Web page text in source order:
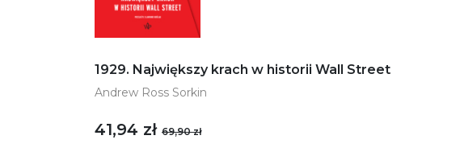
1929. Największy krach w historii Wall Street
Andrew Ross Sorkin
41,94 zł 69,90 zł